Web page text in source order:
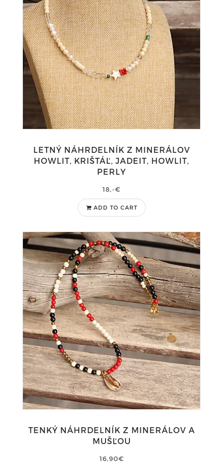
LETNÝ NÁHRDELNÍK Z MINERÁLOV
HOWLIT, KRIŠTÁĽ, JADEIT, HOWLIT,
PERLY
18,-€
ADD TO CART
TENKÝ NÁHRDELNÍK Z MINERÁLOV A
MUŠĽOU
16,90€